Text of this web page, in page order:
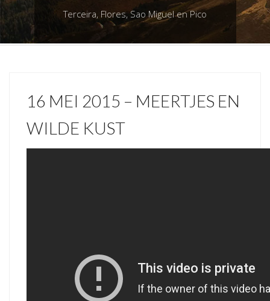
Terceira, Flores, Sao Miguel en Pico
16 MEI 2015 – MEERTJES EN
WILDE KUST